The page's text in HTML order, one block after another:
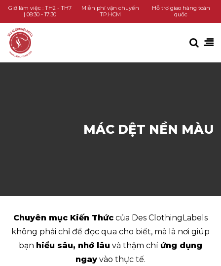
Giờ làm việc : TH2 - TH7
| 08:30 - 17:30
Miễn phí vận chuyển
TP.HCM
Hỗ trợ giao hàng toàn
quốc
MÁC DỆT NỀN MÀU
Chuyên mục Kiến Thức của Des ClothingLabels
không phải chỉ để đọc qua cho biết, mà là nơi giúp
bạn hiểu sâu, nhớ lâu và thậm chí ứng dụng
ngay vào thực tế.
TRANG CHỦ
DANH MỤC SẢN PHẨM
KIẾN THỨC
GỌI HOTLINE